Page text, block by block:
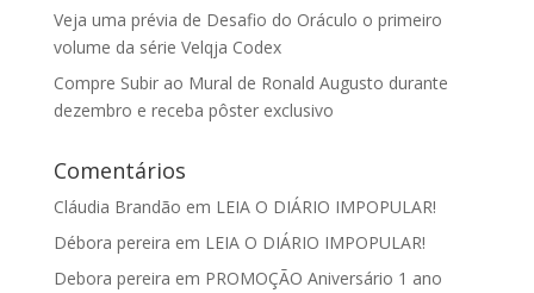
Veja uma prévia de Desafio do Oráculo o primeiro
volume da série Velqja Codex
Compre Subir ao Mural de Ronald Augusto durante
dezembro e receba pôster exclusivo
Comentários
Cláudia Brandão em LEIA O DIÁRIO IMPOPULAR!
Débora pereira em LEIA O DIÁRIO IMPOPULAR!
Debora pereira em PROMOÇÃO Aniversário 1 ano